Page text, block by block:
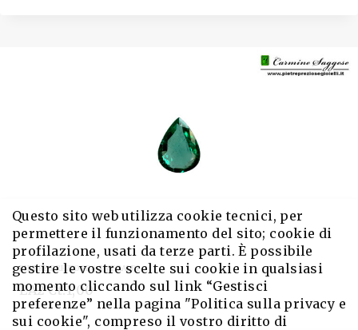
PIETRE PREZIOSE|SMERALDI
EA2 Ct.1,00
Questo sito web utilizza cookie tecnici, per
permettere il funzionamento del sito; cookie di
profilazione, usati da terze parti. È possibile
gestire le vostre scelte sui cookie in qualsiasi
momento cliccando sul link “Gestisci
preferenze” nella pagina "Politica sulla privacy e
sui cookie", compreso il vostro diritto di